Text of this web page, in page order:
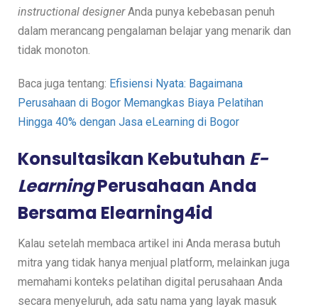
instructional designerAnda punya kebebasan penuh
dalam merancang pengalaman belajar yang menarik dan
tidak monoton.
Baca juga tentang: Efisiensi Nyata: Bagaimana
Perusahaan di Bogor Memangkas Biaya Pelatihan
Hingga 40% dengan Jasa eLearning di Bogor
Konsultasikan Kebutuhan E-
LearningPerusahaan Anda
Bersama Elearning4id
Kalau setelah membaca artikel ini Anda merasa butuh
mitra yang tidak hanya menjual platform, melainkan juga
memahami konteks pelatihan digital perusahaan Anda
secara menyeluruh, ada satu nama yang layak masuk